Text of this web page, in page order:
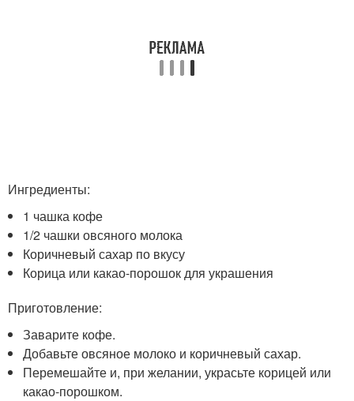
Ингредиенты:
1 чашка кофе
1/2 чашки овсяного молока
Коричневый сахар по вкусу
Корица или какао-порошок для украшения
Приготовление:
Заварите кофе.
Добавьте овсяное молоко и коричневый сахар.
Перемешайте и, при желании, украсьте корицей или
какао-порошком.